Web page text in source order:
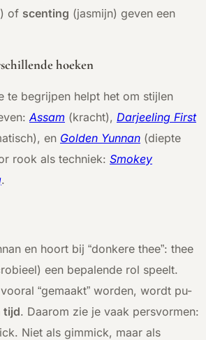
of scenting (jasmijn) geven een
hoeken
te begrijpen helpt het om stijlen
Assam (kracht), Darjeeling First
en Golden Yunnan (diepte
rook als techniek: Smokey
.
en hoort bij “donkere thee”: thee
een bepalende rol speelt.
“gemaakt” worden, wordt pu-
tijd. Daarom zie je vaak persvormen:
Niet als gimmick, maar als